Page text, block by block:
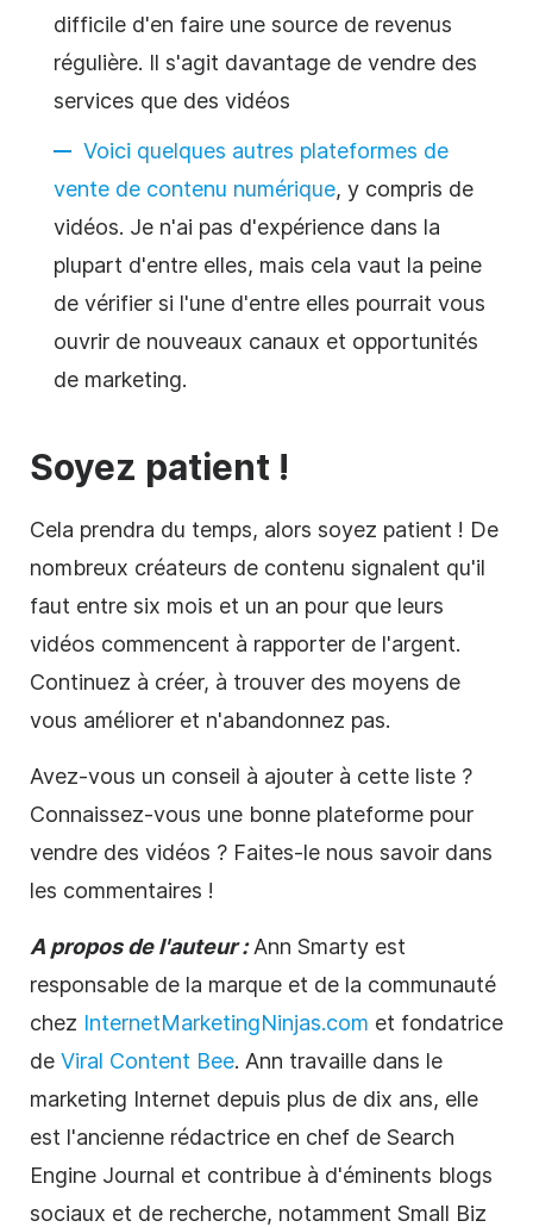
difficile d'en faire une source de revenus
régulière. Il s'agit davantage de vendre des
services que des vidéos
Voici quelques autres plateformes de
vente de contenu numérique, y compris de
vidéos. Je n'ai pas d'expérience dans la
plupart d'entre elles, mais cela vaut la peine
de vérifier si l'une d'entre elles pourrait vous
ouvrir de nouveaux canaux et opportunités
de marketing.
Soyez patient !
Cela prendra du temps, alors soyez patient ! De
nombreux créateurs de contenu signalent qu'il
faut entre six mois et un an pour que leurs
vidéos commencent à rapporter de l'argent.
Continuez à créer, à trouver des moyens de
vous améliorer et n'abandonnez pas.
Avez-vous un conseil à ajouter à cette liste ?
Connaissez-vous une bonne plateforme pour
vendre des vidéos ? Faites-le nous savoir dans
les commentaires !
A propos de l'auteur : Ann Smarty est
responsable de la marque et de la communauté
chez InternetMarketingNinjas.com et fondatrice
de Viral Content Bee. Ann travaille dans le
marketing Internet depuis plus de dix ans, elle
est l'ancienne rédactrice en chef de Search
Engine Journal et contribue à d'éminents blogs
sociaux et de recherche, notamment Small Biz